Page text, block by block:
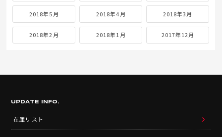
2018年5月 2018年4月 2018年3月
2018年2月 2018年1月 2017年12月
UPDATE INFO.
在庫リスト